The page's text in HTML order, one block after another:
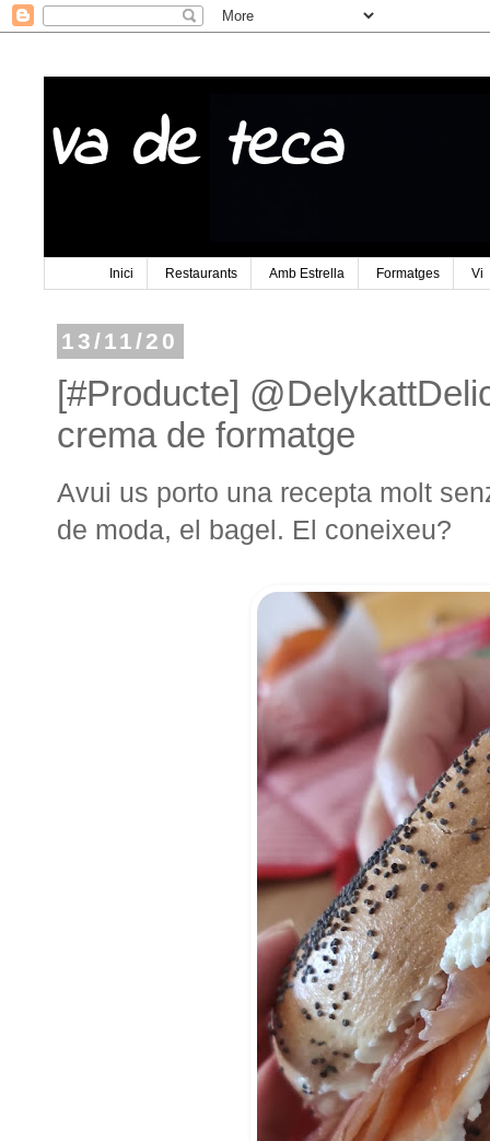
Va de teca
Inici Restaurants Amb Estrella Formatges Vi
13/11/20
[#Producte]
crema de formatge
Avui us porto una recepta molt
de moda, el bagel. El coneixeu?